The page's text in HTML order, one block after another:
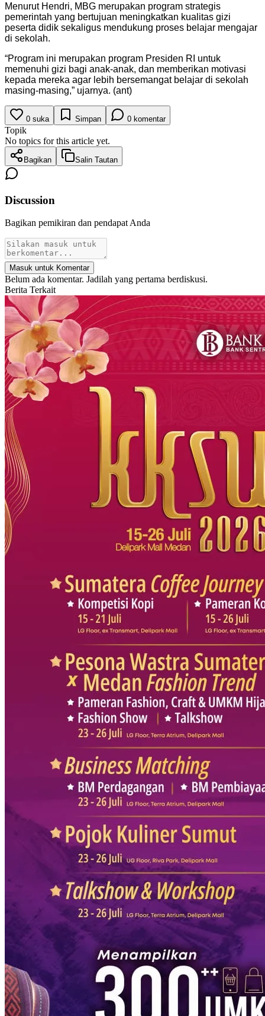
Menurut Hendri, MBG merupakan program strategis
pemerintah yang bertujuan meningkatkan kualitas gizi
peserta didik sekaligus mendukung proses belajar mengajar
di sekolah.
“Program ini merupakan program Presiden RI untuk
memenuhi gizi bagi anak-anak, dan memberikan motivasi
kepada mereka agar lebih bersemangat belajar di sekolah
masing-masing,” ujarnya. (ant)
0 suka Simpan 0 komentar
Topik
No topics for this article yet.
Bagikan Salin Tautan
Discussion
Bagikan pemikiran dan pendapat Anda
Masuk untuk Komentar
Belum ada komentar. Jadilah yang pertama berdiskusi.
Berita Terkait